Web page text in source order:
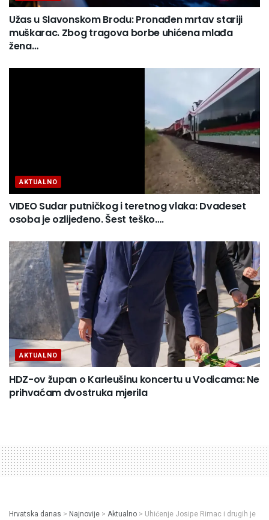
Užas u Slavonskom Brodu: Pronađen mrtav stariji
muškarac. Zbog tragova borbe uhićena mlađa
žena…
AKTUALNO
VIDEO Sudar putničkog i teretnog vlaka: Dvadeset
osoba je ozlijeđeno. Šest teško….
AKTUALNO
HDZ-ov župan o Karleušinu koncertu u Vodicama: Ne
prihvaćam dvostruka mjerila
Hrvatska danas > Najnovije > Aktualno > Uhićenje Josipe Rimac i drugih je